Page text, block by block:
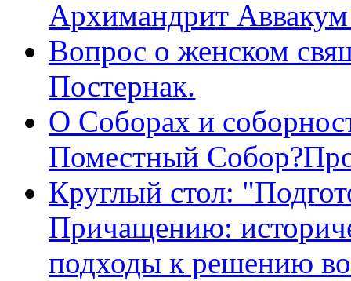
Архимандрит
Вопрос о женском
Постернак.
О Соборах и
Поместный
Круглый стол:
Причащению:
подходы к решению